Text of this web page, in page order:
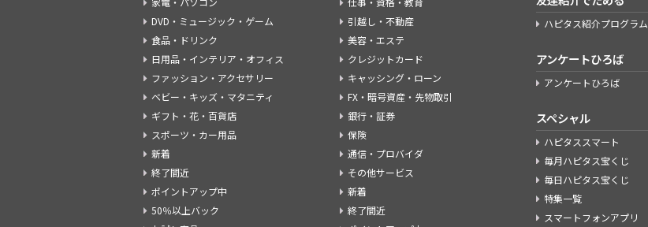
DVD・ミュージック・ゲーム
食品・ドリンク
日用品・インテリア・オフィス
ファッション・アクセサリー
ベビー・キッズ・マタニティ
ギフト・花・百貨店
スポーツ・カー用品
新着
終了間近
ポイントアップ中
50％以上バック
引越し・不動産
美容・エステ
クレジットカード
キャッシング・ローン
FX・暗号資産・先物取引
銀行・証券
保険
通信・プロバイダ
その他サービス
新着
終了間近
ハピタス紹介プログラム
アンケートひろば
アンケートひろば
スペシャル
ハピタススマート
毎月ハピタス宝くじ
毎日ハピタス宝くじ
特集一覧
スマートフォンアプリ